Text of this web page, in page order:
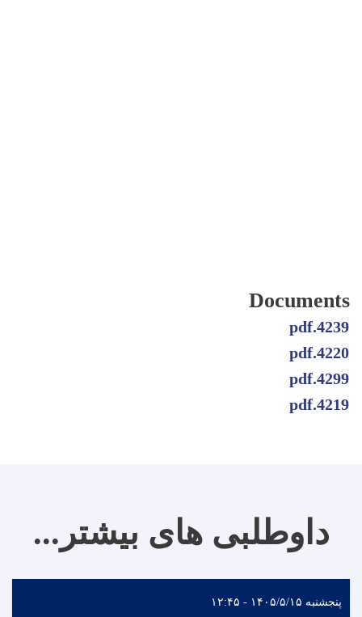
Documents
4239.pdf
4220.pdf
4299.pdf
4219.pdf
داوطلبی های بیشتر...
پنجشنبه ۱۴۰۵/۵/۱۵ - ۱۲:۴۵